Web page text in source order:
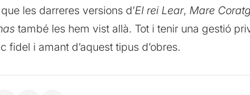
les darreres versions d’El rei Lear, Mare
també les hem vist allà. Tot i tenir una gestió
fidel i amant d’aquest tipus d’obres.